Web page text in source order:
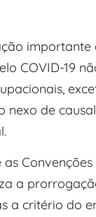
importante
COVID-19
nexo de
Convenções
a
a critério do